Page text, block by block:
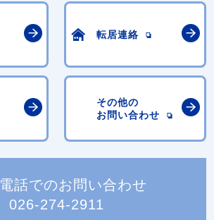
転居連絡
その他の
お問い合わせ
電話でのお問い合わせ
026-274-2911